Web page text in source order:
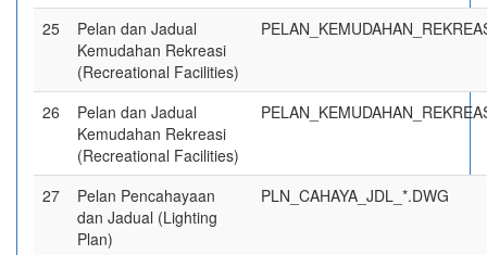
25
Pelan dan Jadual
Kemudahan Rekreasi
(Recreational Facilities)
26
Pelan dan Jadual
Kemudahan Rekreasi
(Recreational Facilities)
27
Pelan Pencahayaan
dan Jadual (Lighting
Plan)
PLN_CAHAYA_JDL_*.DWG